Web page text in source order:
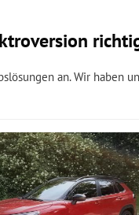
an. Wir haben